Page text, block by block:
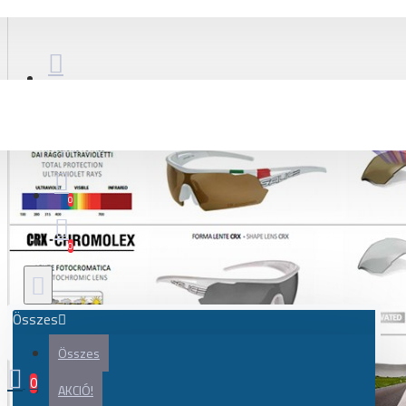
Gravel és adventure kerékpár váz
Országúti kerékpár váz
Váz alkatrészek, váltótartó fül, kiegészítők
Kerékpár alkatrész
Akkumulátor
Atütőtengely, gyorszár
Csapágy, ipari csapágy
0
0
Összes
Összes
AKCIÓ!
0